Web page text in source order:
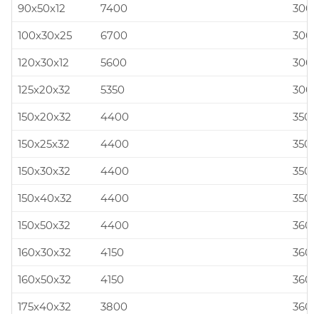
90x50x12
7400
100x30x25
6700
120x30x12
5600
125x20x32
5350
150x20x32
4400
150x25x32
4400
150x30x32
4400
150x40x32
4400
150x50x32
4400
160x30x32
4150
160x50x32
4150
175x40x32
3800